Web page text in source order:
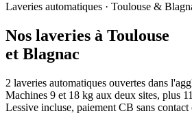
Laveries automatiques · Toulouse &
Nos laveries à Toulouse
et Blagnac
2 laveries automatiques ouvertes dans
Machines 9 et 18 kg aux deux sites, plus
Lessive incluse, paiement CB sans contact